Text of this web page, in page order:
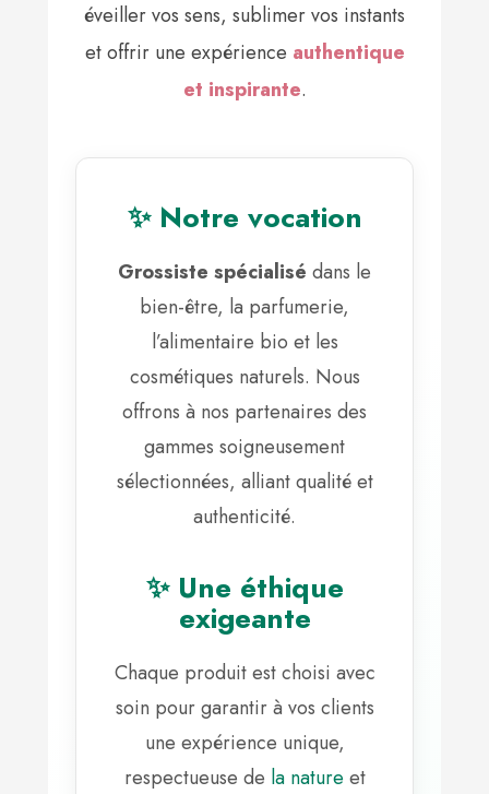
éveiller vos sens, sublimer vos instants
et offrir une expérience authentique
et inspirante.
✨ Notre vocation
Grossiste spécialisé dans le
bien-être, la parfumerie,
l’alimentaire bio et les
cosmétiques naturels. Nous
offrons à nos partenaires des
gammes soigneusement
sélectionnées, alliant qualité et
authenticité.
✨ Une éthique
exigeante
Chaque produit est choisi avec
soin pour garantir à vos clients
une expérience unique,
respectueuse de la nature et